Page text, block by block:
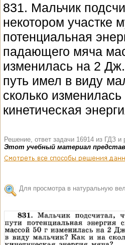
831. Мальчик
некотором участке
потенциальная
падающего мяча
изменилась на 2
путь имел в виду
сколько
кинетическая
Решение, ответ задачи 16914 из ГДЗ и
Этот учебный материал
Для просмотра в натуральную